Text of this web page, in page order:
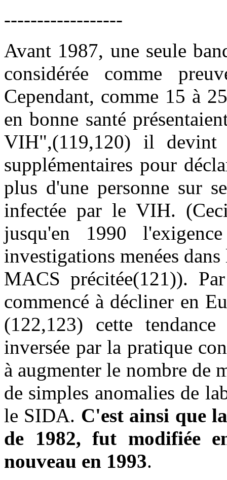
------------------
Avant 1987, une seule
considérée comme
Cependant, comme 15 à
en bonne santé
VIH",(119,120) il devint
supplémentaires pour
plus d'une personne sur
infectée par le VIH.
jusqu'en 1990
investigations menées
MACS précitée(121)).
commencé à décliner en
(122,123) cette
inversée par la pratique
à augmenter le nombre de
de simples anomalies de
le SIDA. C'est ainsi que
de 1982, fut modifiée
nouveau en 1993.